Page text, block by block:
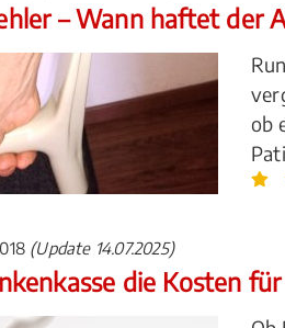
– Wann haftet der
ob
(Update 14.07.2025)
die Kosten